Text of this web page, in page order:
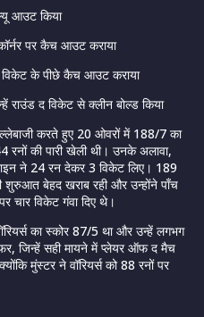
आउट किया
पर कैच आउट कराया
विकेट के पीछे कैच आउट कराया
राउंड द विकेट से क्लीन बोल्ड किया
करते हुए 20 ओवरों में 188/7 का
रनों की पारी खेली थी। उनके अलावा,
ने 24 रन देकर 3 विकेट लिए। 189
शुरुआत बेहद खराब रही और उन्होंने पाँच
चार विकेट गंवा दिए थे।
का स्कोर 87/5 था और उन्हें लगभग
जिन्हें सही मायने में प्लेयर ऑफ द मैच
मुंस्टर ने वॉरियर्स को 88 रनों पर